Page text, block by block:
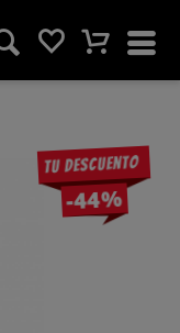
Tu descuento
-44%